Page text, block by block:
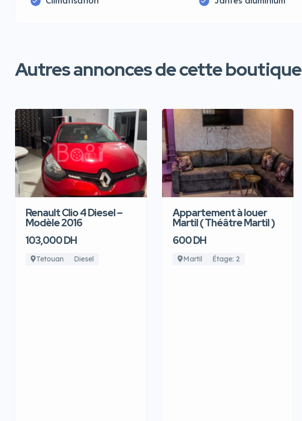
Autres annonces de cette boutique
Renault Clio 4 Diesel –
Modèle 2016
103,000 DH
Tetouan Diesel
Appartement à louer
Martil ( Théâtre Martil )
600 DH
Martil Étage: 2